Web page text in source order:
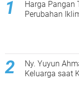
Harga Pangan
Perubahan
Ny. Yuyun
Keluarga saat